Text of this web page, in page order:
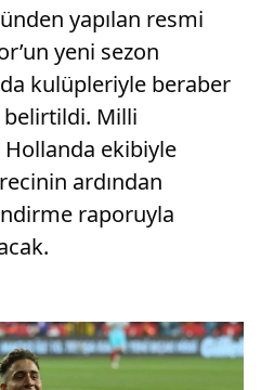
yapılan resmi
yeni sezon
kulüpleriyle beraber
belirtildi. Milli
ekibiyle
ardından
raporuyla